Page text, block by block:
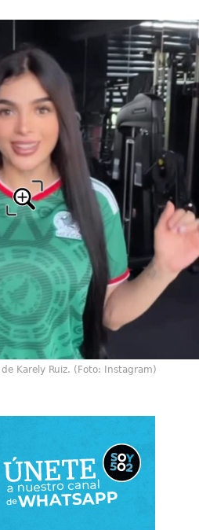
Karely Ruiz. (Foto: Instagram)